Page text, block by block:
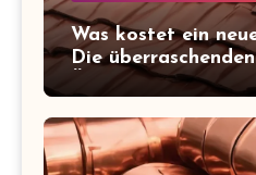
Was kostet ein
Die
Überblick!